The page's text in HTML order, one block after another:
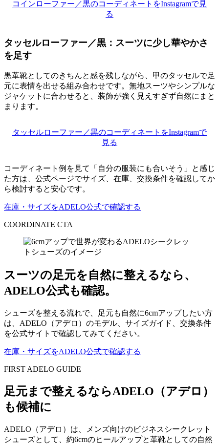
コインローファー／黒のコーディネートをInstagramで見
る
タッセルローファー／黒：スーツに少し華やかさ
を足す
黒革靴としてのきちんと感を残しながら、甲のタッセルで足
元に表情を出せる組み合わせです。無地スーツやシンプルな
ジャケットに合わせると、装飾が強く見えすぎず自然にまと
まります。
タッセルローファー／黒のコーディネートをInstagramで
見る
コーディネート例を見て「自分の服装にも合いそう」と感じ
た方は、公式ページでサイズ、在庫、交換条件を確認してか
ら検討すると安心です。
在庫・サイズをADELO公式で確認する
COORDINATE CTA
スーツの足元を自然に整えるなら、
ADELO公式も確認。
シューズを整える流れで、足元も自然に6cmアップしたい方
は、ADELO（アデロ）のモデル、サイズガイド、交換条件
を公式サイトで確認してみてください。
在庫・サイズをADELO公式で確認する
FIRST ADELO GUIDE
足元まで整えるならADELO（アデロ）
も候補に
ADELO（アデロ）は、メンズ向けのビジネスシークレット
シューズとして、約6cmのヒールアップと革靴としての自然